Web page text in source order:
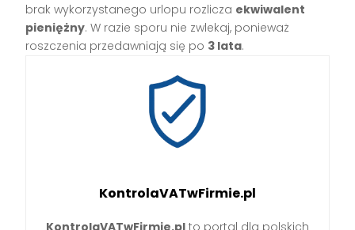
brak wykorzystanego urlopu rozlicza ekwiwalent
pieniężny. W razie sporu nie zwlekaj, ponieważ
roszczenia przedawniają się po 3 lata.
KontrolaVATwFirmie.pl
KontrolaVATwFirmie.pl to portal dla polskich